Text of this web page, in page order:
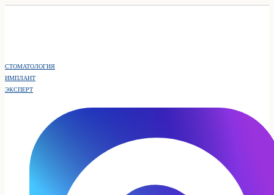
СТОМАТОЛОГИЯ
ИМПЛАНТ
ЭКСПЕРТ